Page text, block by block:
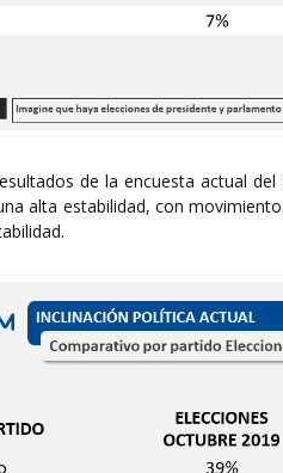
de la encuesta actual
alta estabilidad, con